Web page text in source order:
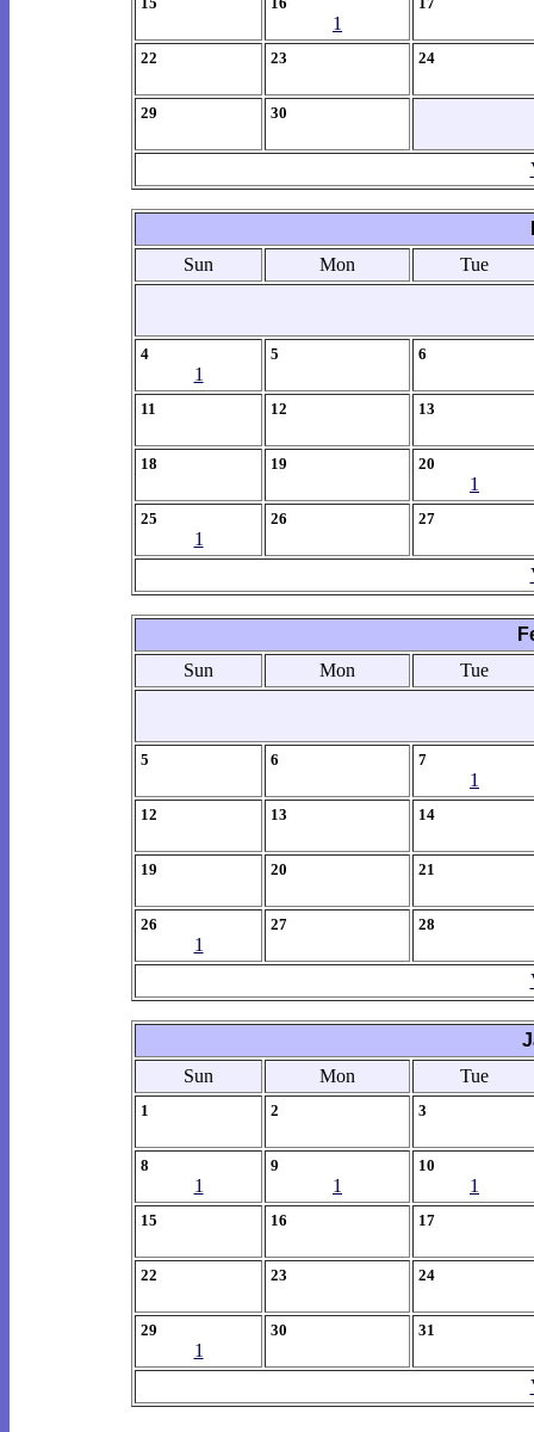
1
22 23 24
29 30
Sun
Mon Tue
4
1
5 6
11 12 13
18 19 20
1
25
1
26 27
Sun
Mon Tue
5 6 7
1
12 13 14
19 20 21
26
1
27 28
Sun
Mon Tue
1 2 3
8
1
9
1
10
1
15 16 17
22 23 24
29
1
30 31